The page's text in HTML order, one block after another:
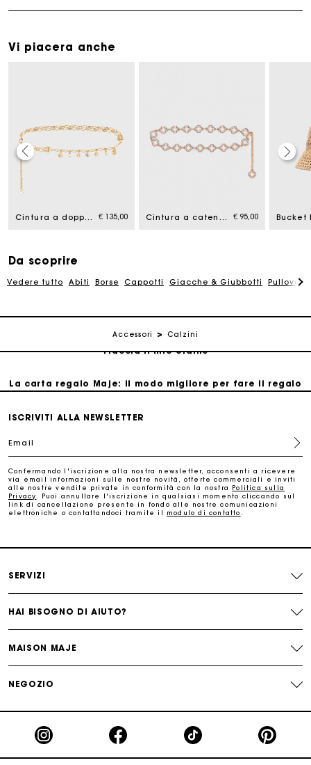
Vi piacera anche
Cintura a doppia catena con charms € 135,00 Cintura a catena Clover bicolore € 95,00
Da scoprire
Vedere tutto Abiti Borse Cappotti Giacche & Giubbotti
Accessori Calzini
La carta regalo Maje: il modo migliore per fare il regalo
Paga in 3 rate senza commissioni
La carta regalo Maje: il modo migliore per fare il regalo
perfetto
Consegna a domicilio offerta entro 2-3 giorni
Cambi & Resi gratuiti
La carta regalo Maje: il modo migliore per fare il regalo
ISCRIVITI ALLA NEWSLETTER
Email
Confermando l'iscrizione alla nostra newsletter, acconsenti a ricevere
via email informazioni sulle nostre novità, offerte commerciali e inviti
alle nostre vendite private in conformità con la nostra Politica sulla
Privacy
. Puoi annullare l'iscrizione in qualsiasi momento cliccando sul
link di cancellazione presente in fondo alle nostre comunicazioni
elettroniche o contattandoci tramite il modulo di contatto
SERVIZI
HAI BISOGNO DI AIUTO?
MAISON MAJE
NEGOZIO